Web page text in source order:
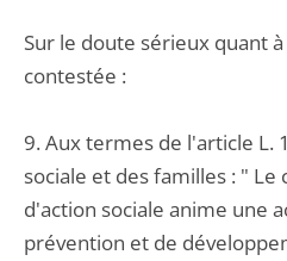
Sur le doute sérieux quant
contestée :
9. Aux termes de l'article L.
sociale et des familles : "
d'action sociale anime une
prévention et de